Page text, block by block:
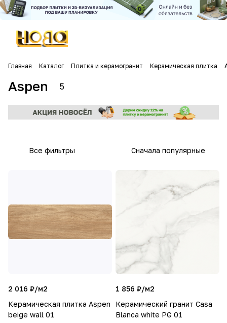
Главная Каталог Плитка и керамогранит Керамическая плитка
Aspen 5
Все фильтры Сначала популярные
2 016 ₽/м2
Керамическая плитка Aspen
beige wall 01
1 856 ₽/м2
Керамический гранит Casa
Blanca white PG 01